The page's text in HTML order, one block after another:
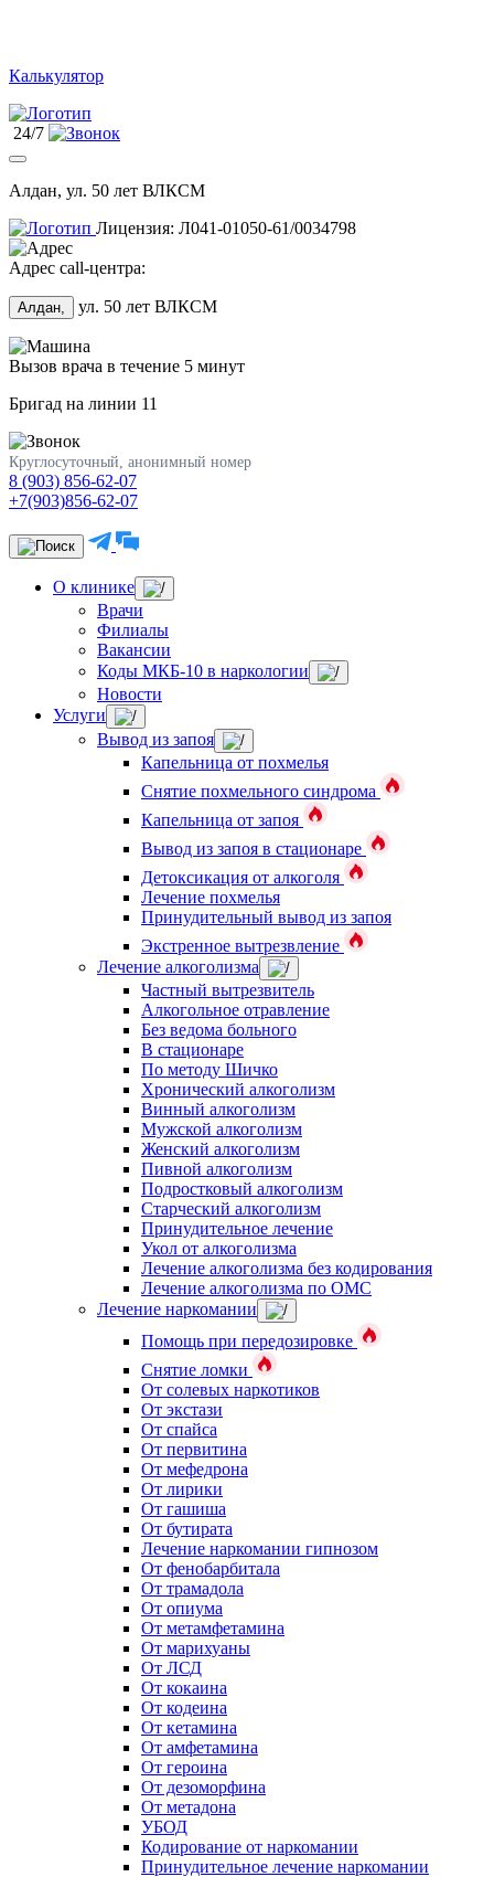
Калькулятор
24/7
Алдан, ул. 50 лет ВЛКСМ
Лицензия: Л041-01050-61/0034798
Адрес call-центра:
Алдан, ул. 50 лет ВЛКСМ
Вызов врача в течение 5 минут
Бригад на линии 11
Круглосуточный, анонимный номер
8 (903) 856-62-07
+7(903)856-62-07
О клинике
Врачи
Филиалы
Вакансии
Коды МКБ-10 в наркологии
Новости
Услуги
Вывод из запоя
Капельница от похмелья
Снятие похмельного синдрома
Капельница от запоя
Вывод из запоя в стационаре
Детоксикация от алкоголя
Лечение похмелья
Принудительный вывод из запоя
Экстренное вытрезвление
Лечение алкоголизма
Частный вытрезвитель
Алкогольное отравление
Без ведома больного
В стационаре
По методу Шичко
Хронический алкоголизм
Винный алкоголизм
Мужской алкоголизм
Женский алкоголизм
Пивной алкоголизм
Подростковый алкоголизм
Старческий алкоголизм
Принудительное лечение
Укол от алкоголизма
Лечение алкоголизма без кодирования
Лечение алкоголизма по ОМС
Лечение наркомании
Помощь при передозировке
Снятие ломки
От солевых наркотиков
От экстази
От спайса
От первитина
От мефедрона
От лирики
От гашиша
От бутирата
Лечение наркомании гипнозом
От фенобарбитала
От трамадола
От опиума
От метамфетамина
От марихуаны
От ЛСД
От кокаина
От кодеина
От кетамина
От амфетамина
От героина
От дезоморфина
От метадона
УБОД
Кодирование от наркомании
Принудительное лечение наркомании